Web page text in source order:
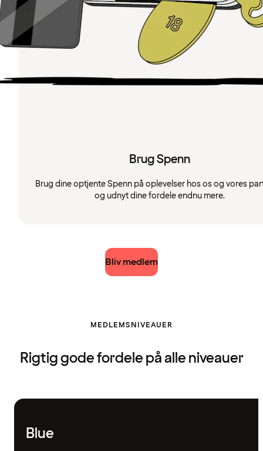
Brug Spenn
Brug dine optjente Spenn på oplevelser hos os og vores
og udnyt dine fordele endnu mere.
Bliv medlem
MEDLEMSNIVEAUER
Rigtig gode fordele på alle niveauer
Blue